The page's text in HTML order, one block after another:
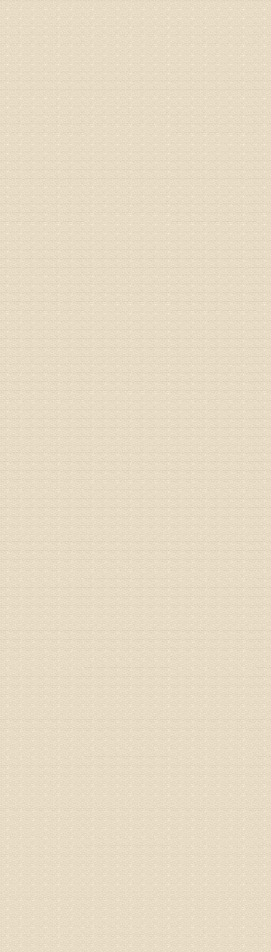
姓名：
病情描
专家回
病情描
专家回
姓名：
病情描
之行右
专家回
姓名：
病情描
专家回
姓名：
病情描
专家回
2、通过
3、通
来我院
专家回
失。
较严重
治疗方
济南杏
病情描
专家回
你好，
身调理
专家咨
姓名：
病情描
专家回
你好，
证施治
因专家
姓名：
病情描
专家回
走路摇
睡或失